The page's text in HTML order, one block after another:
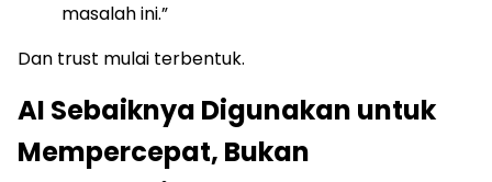
masalah ini.”
Dan trust mulai terbentuk.
AI Sebaiknya Digunakan untuk
Mempercepat, Bukan